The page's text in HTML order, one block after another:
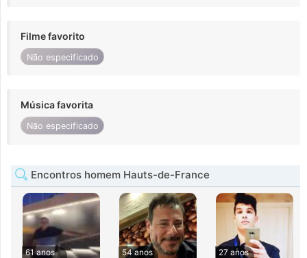
Filme favorito
Não especificado
Música favorita
Não especificado
Encontros homem Hauts-de-France
61 anos
54 anos
27 anos